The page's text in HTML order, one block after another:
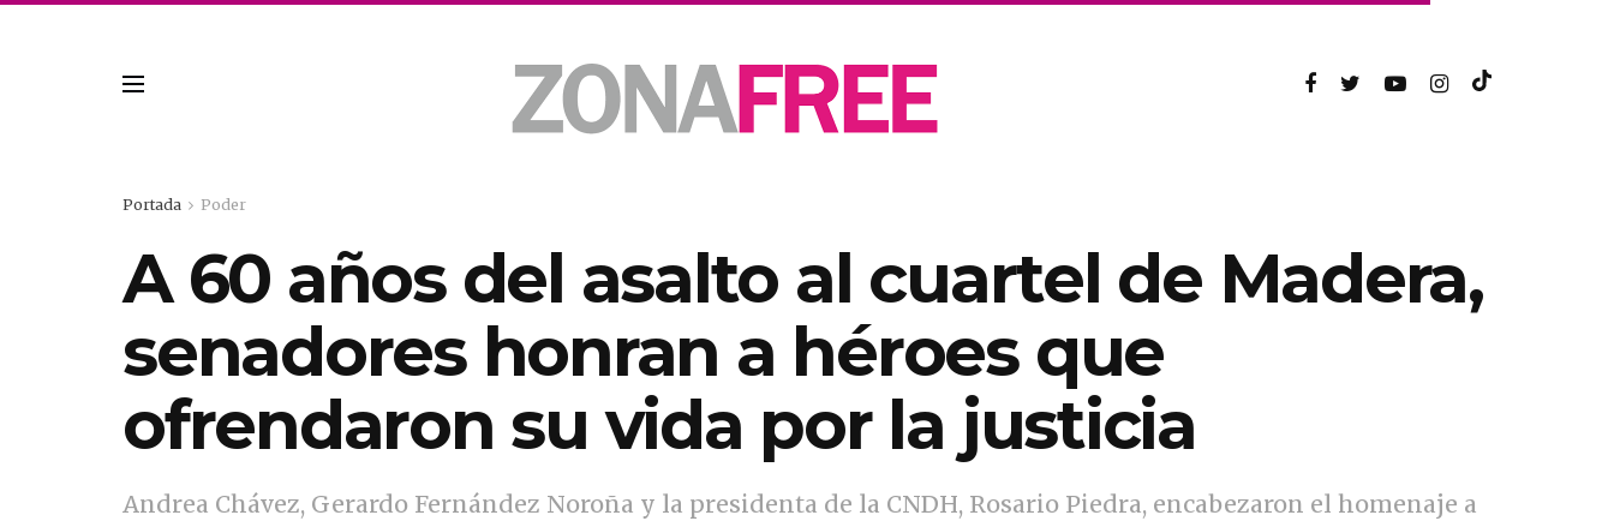
Portada Poder
A 60 años del asalto al cuartel de Madera,
senadores honran a héroes que
ofrendaron su vida por la justicia
Andrea Chávez, Gerardo Fernández Noroña y la presidenta de la CNDH, Rosario Piedra, encabezaron el homenaje a